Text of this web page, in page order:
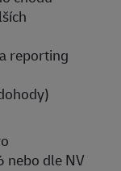
reporting
nebo dle NV